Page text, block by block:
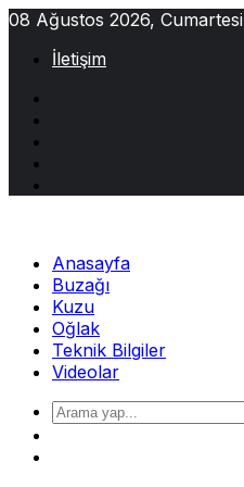
Skip
content
08 Ağustos 2026, Cumartesi
İletişim
Anasayfa
Buzağı
Kuzu
Oğlak
Teknik Bilgiler
Videolar